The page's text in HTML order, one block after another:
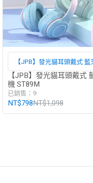
【JPB】發光貓耳頭戴式 藍
ST89M
【JPB】發光貓耳頭戴式
機 ST89M
已銷售：9
NT$798NT$1,098